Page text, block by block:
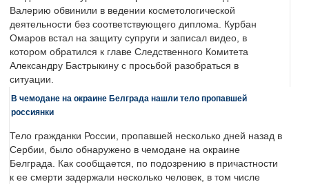
Валерию обвинили в ведении косметологической
деятельности без соответствующего диплома. Курбан
Омаров встал на защиту супруги и записал видео, в
котором обратился к главе Следственного Комитета
Александру Бастрыкину с просьбой разобраться в
ситуации.
В чемодане на окраине Белграда нашли тело пропавшей
россиянки
Тело гражданки России, пропавшей несколько дней назад в
Сербии, было обнаружено в чемодане на окраине
Белграда. Как сообщается, по подозрению в причастности
к ее смерти задержали несколько человек, в том числе